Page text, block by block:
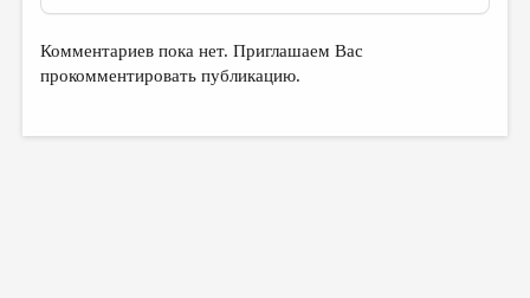
Комментариев пока нет. Приглашаем Вас
прокомментировать публикацию.